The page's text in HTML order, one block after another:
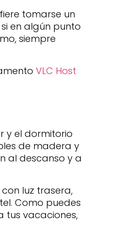
tomarse un
en algún punto
siempre
VLC Host
y el dormitorio
de madera y
al descanso y a
luz trasera,
Como puedes
tus vacaciones,